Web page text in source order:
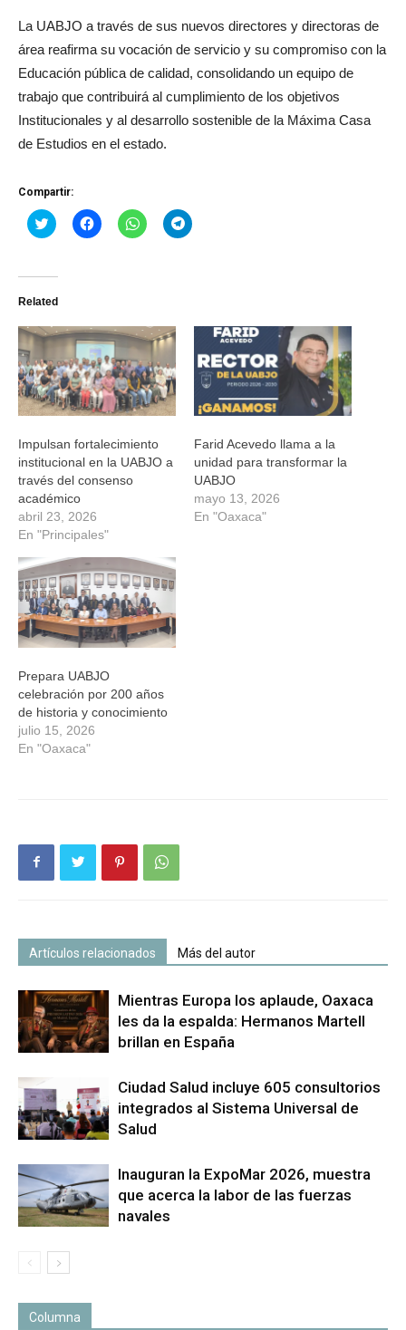
La UABJO a través de sus nuevos directores y directoras de
área reafirma su vocación de servicio y su compromiso con la
Educación pública de calidad, consolidando un equipo de
trabajo que contribuirá al cumplimiento de los objetivos
Institucionales y al desarrollo sostenible de la Máxima Casa
de Estudios en el estado.
Compartir:
Haz
clic
Twitter
abre
una
ventana
nueva)
Haz
clic
una
ventana
nueva)
Haz
clic
una
ventana
nueva)
Haz
clic
una
ventana
nueva)
Related
Impulsan fortalecimiento
institucional en la UABJO a
través del consenso
académico
abril 23, 2026
En "Principales"
Farid Acevedo llama a la
unidad para transformar la
UABJO
mayo 13, 2026
En "Oaxaca"
Prepara UABJO
celebración por 200 años
de historia y conocimiento
julio 15, 2026
En "Oaxaca"
Artículos relacionados Más del autor
Mientras Europa los aplaude, Oaxaca
les da la espalda: Hermanos Martell
brillan en España
Ciudad Salud incluye 605 consultorios
integrados al Sistema Universal de
Salud
Inauguran la ExpoMar 2026, muestra
que acerca la labor de las fuerzas
navales
Columna